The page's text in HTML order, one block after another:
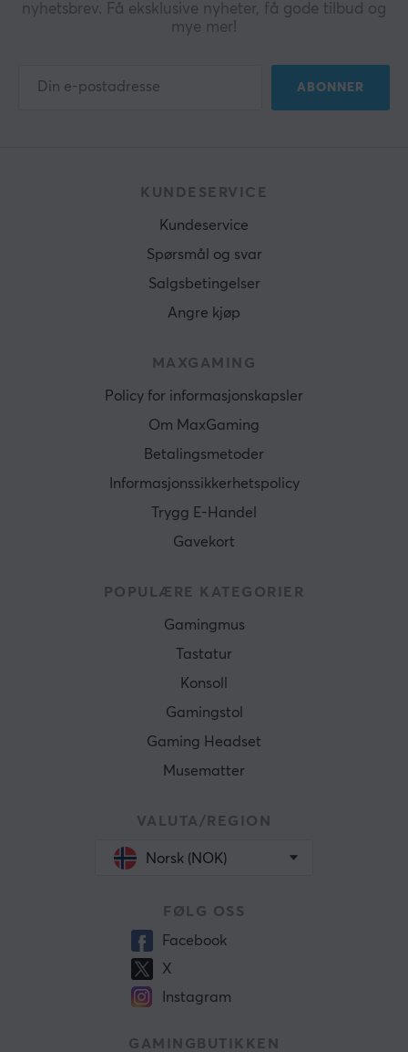
nyhetsbrev. Få eksklusive nyheter, få gode tilbud og
mye mer!
ABONNER
KUNDESERVICE
Kundeservice
Spørsmål og svar
Salgsbetingelser
Angre kjøp
MAXGAMING
Policy for informasjonskapsler
Om MaxGaming
Betalingsmetoder
Informasjonssikkerhetspolicy
Trygg E-Handel
Gavekort
POPULÆRE KATEGORIER
Gamingmus
Tastatur
Konsoll
Gamingstol
Gaming Headset
Musematter
VALUTA/REGION
Norsk (NOK)
FØLG OSS
Facebook
X
Instagram
GAMINGBUTIKKEN